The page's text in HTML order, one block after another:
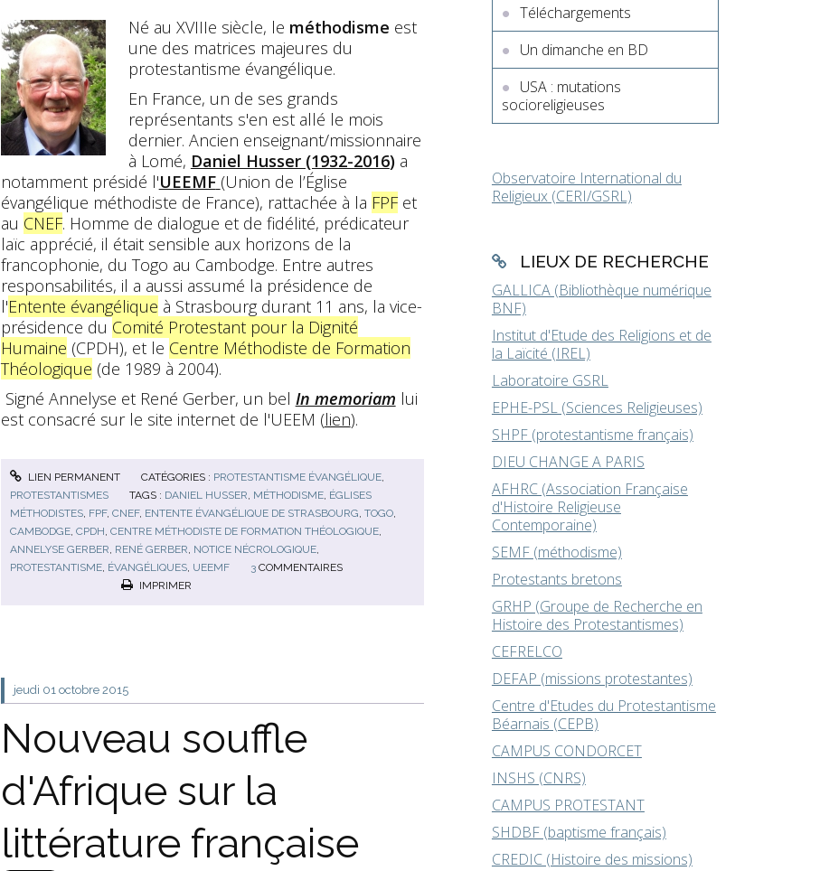
Né au XVIIIe siècle, le méthodisme est
une des matrices majeures du
protestantisme évangélique.
En France, un de ses grands
représentants s'en est allé le mois
dernier. Ancien enseignant/missionnaire
à Lomé, Daniel Husser (1932-2016)a
notamment présidé l'UEEMF (Union de l’Église
évangélique méthodiste de France), rattachée à la FPFet
au CNEF. Homme de dialogue et de fidélité, prédicateur
laïc apprécié, il était sensible aux horizons de la
francophonie, du Togo au Cambodge. Entre autres
responsabilités, il a aussi assumé la présidence de
l'Entente évangélique à Strasbourg durant 11 ans, la vice-
présidence du Comité Protestant pour la Dignité
Humaine (CPDH), et le Centre Méthodiste de Formation
Théologique (de 1989 à 2004).
Signé Annelyse et René Gerber, un bel In memoriam lui
est consacré sur le site internet de l'UEEM (lien).
LIEN PERMANENT CATÉGORIES : PROTESTANTISME ÉVANGÉLIQUE,
PROTESTANTISMES
TAGS : DANIEL HUSSER, MÉTHODISME, ÉGLISES
MÉTHODISTES, FPF, CNEF, ENTENTE ÉVANGÉLIQUE DE STRASBOURG, TOGO,
CAMBODGE, CPDH, CENTRE MÉTHODISTE DE FORMATION THÉOLOGIQUE,
ANNELYSE GERBER, RENÉ GERBER, NOTICE NÉCROLOGIQUE,
PROTESTANTISME, ÉVANGÉLIQUES, UEEMF 3 COMMENTAIRES
IMPRIMER
jeudi 01 octobre 2015
Nouveau souffle
d'Afrique sur la
littérature française
Téléchargements
Un dimanche en BD
USA : mutations
socioreligieuses
Observatoire International du
Religieux (CERI/GSRL)
LIEUX DE RECHERCHE
GALLICA (Bibliothèque numérique
BNF)
Institut d'Etude des Religions et de
la Laïcité (IREL)
Laboratoire GSRL
EPHE-PSL (Sciences Religieuses)
SHPF (protestantisme français)
DIEU CHANGE A PARIS
AFHRC (Association Française
d'Histoire Religieuse
Contemporaine)
SEMF (méthodisme)
Protestants bretons
GRHP (Groupe de Recherche en
Histoire des Protestantismes)
CEFRELCO
DEFAP (missions protestantes)
Centre d'Etudes du Protestantisme
Béarnais (CEPB)
CAMPUS CONDORCET
INSHS (CNRS)
CAMPUS PROTESTANT
SHDBF (baptisme français)
CREDIC (Histoire des missions)